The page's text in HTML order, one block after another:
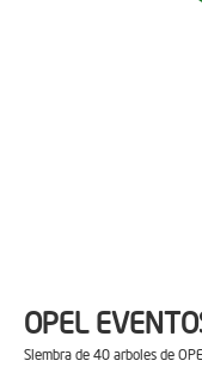
OPEL
Siembra de 40 arboles de